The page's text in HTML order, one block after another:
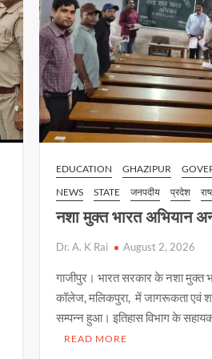
EDUCATION GHAZIPUR
NEWS
STATE जनपदीय प्रदेश
नशा मुक्त भारत अभियान
Dr. A. K Rai August 2, 2026
गाजीपुर। भारत सरकार के नशा मुक्त
कॉलेज, मलिकपुरा, में जागरूकता एवं
सम्पन्न हुआ। इतिहास विभाग के
READ MORE